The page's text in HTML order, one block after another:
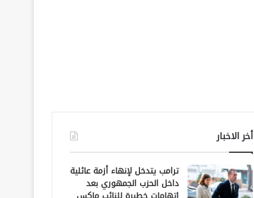
أخر الاخبار
ترامب يتدخل لإنهاء أزمة عائلية
داخل الحزب الجمهوري بعد